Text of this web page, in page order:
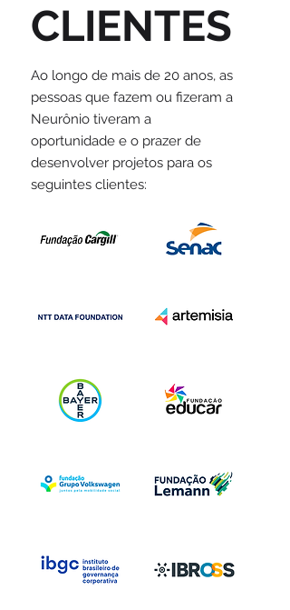
CLIENTES
Ao longo de mais de 20 anos, as
pessoas que fazem ou fizeram a
Neurônio tiveram a
oportunidade e o prazer de
desenvolver projetos para os
seguintes clientes: